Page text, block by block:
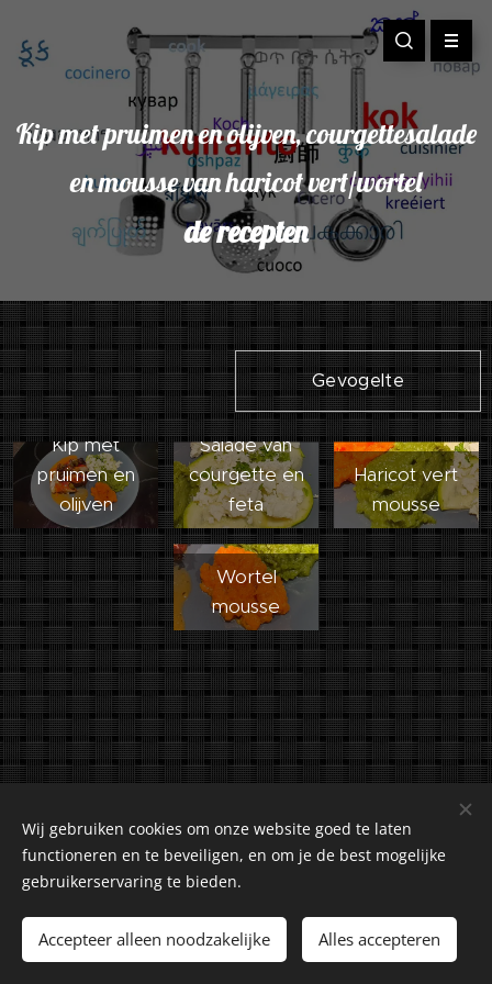
Kip met pruimen en olijven, courgettesalade
en mousse van haricot vert/wortel
de recepten
Gevogelte
Kip met
pruimen en
olijven
Salade van
courgette en
feta
Haricot vert
mousse
Wortel
mousse
©2018-2026 Kuiranto Culinary Creations. Oosseldstraat 8,
Cookies
Wij gebruiken cookies om onze website goed te laten
functioneren en te beveiligen, en om je de best mogelijke
gebruikerservaring te bieden.
Accepteer alleen noodzakelijke Alles accepteren